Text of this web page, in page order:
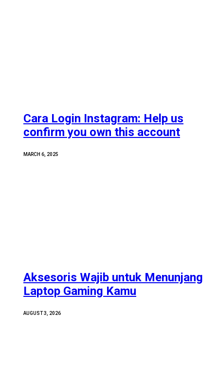
Cara Login Instagram: Help us
confirm you own this account
MARCH 6, 2025
Aksesoris Wajib untuk Menunjang
Laptop Gaming Kamu
AUGUST 3, 2026